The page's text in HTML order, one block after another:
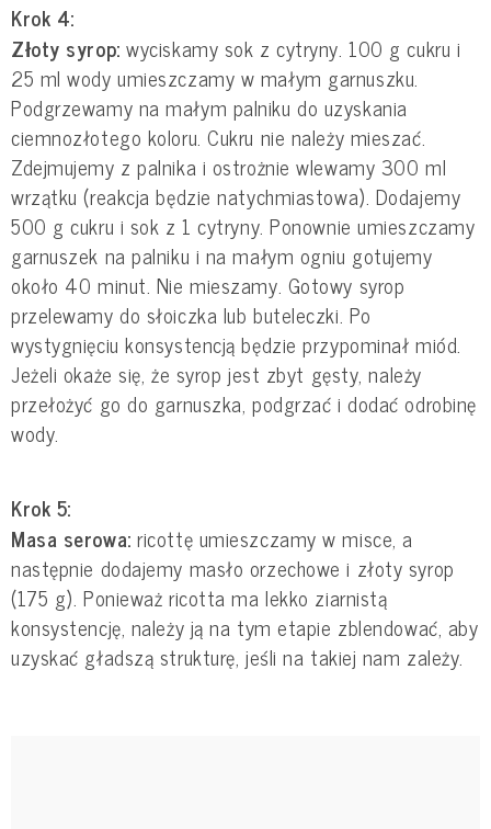
Krok 4:
Złoty syrop:wyciskamy sok z cytryny. 100 g cukru i
25 ml wody umieszczamy w małym garnuszku.
Podgrzewamy na małym palniku do uzyskania
ciemnozłotego koloru. Cukru nie należy mieszać.
Zdejmujemy z palnika i ostrożnie wlewamy 300 ml
wrzątku (reakcja będzie natychmiastowa). Dodajemy
500 g cukru i sok z 1 cytryny. Ponownie umieszczamy
garnuszek na palniku i na małym ogniu gotujemy
około 40 minut. Nie mieszamy. Gotowy syrop
przelewamy do słoiczka lub buteleczki. Po
wystygnięciu konsystencją będzie przypominał miód.
Jeżeli okaże się, że syrop jest zbyt gęsty, należy
przełożyć go do garnuszka, podgrzać i dodać odrobinę
wody.
Krok 5:
Masa serowa: ricottę umieszczamy w misce, a
następnie dodajemy masło orzechowe i złoty syrop
(175 g). Ponieważ ricotta ma lekko ziarnistą
konsystencję, należy ją na tym etapie zblendować, aby
uzyskać gładszą strukturę, jeśli na takiej nam zależy.